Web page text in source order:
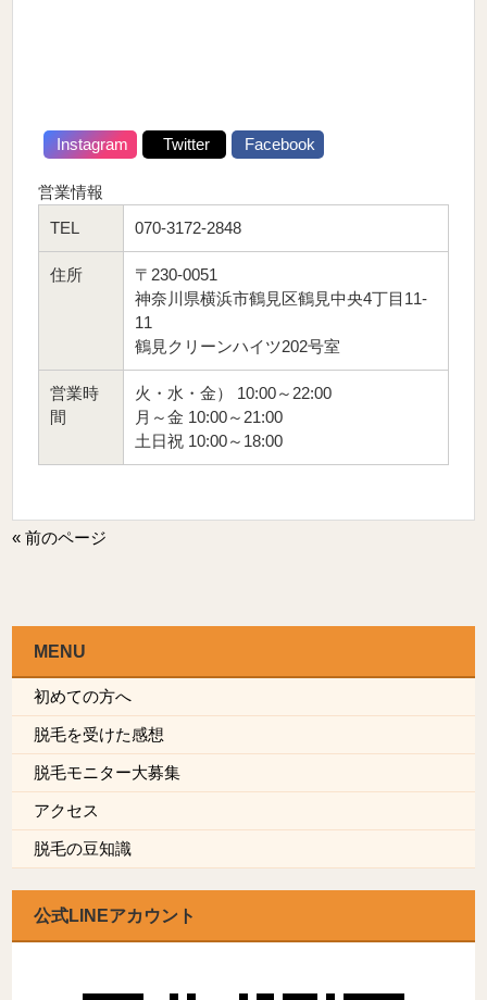
Instagram Twitter Facebook
営業情報
TEL
070-3172-2848
住所
〒230-0051
神奈川県横浜市鶴見区鶴見中央4丁目11-
11
鶴見クリーンハイツ202号室
営業時
間
火・水・金） 10:00～22:00
月～金 10:00～21:00
土日祝 10:00～18:00
« 前のページ
MENU
初めての方へ
脱毛を受けた感想
脱毛モニター大募集
アクセス
脱毛の豆知識
公式LINEアカウント